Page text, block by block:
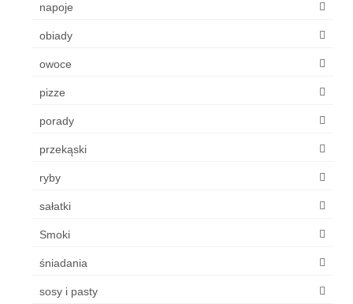
napoje
obiady
owoce
pizze
porady
przekąski
ryby
sałatki
Smoki
śniadania
sosy i pasty